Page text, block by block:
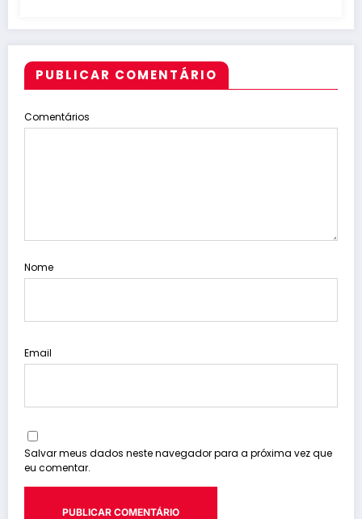
PUBLICAR COMENTÁRIO
Comentários
Nome
Email
Salvar meus dados neste navegador para a próxima vez que
eu comentar.